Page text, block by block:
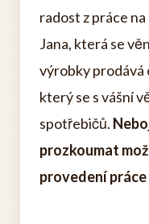
radost z práce
Jana, která se
výrobky prodává
který se s vášní
spotřebičů.
prozkoumat
provedení